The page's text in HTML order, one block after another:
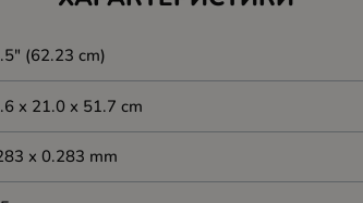
(62.23 cm)
x 21.0 x 51.7 cm
x 0.283 mm